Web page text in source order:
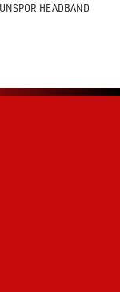
HEADBAND